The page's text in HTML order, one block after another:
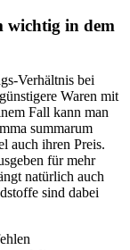
wichtig in dem
Verhältnis bei
Waren mit
Fall kann man
summarum
auch ihren Preis.
für mehr
natürlich auch
sind dabei